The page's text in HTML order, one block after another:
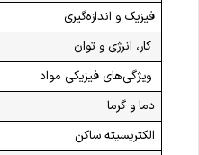
فیزیک و اندازه‌گیری
کار، انرژی و توان
ویژگی‌های فیزیکی مواد
دما و گرما
الکتریسیته ساکن